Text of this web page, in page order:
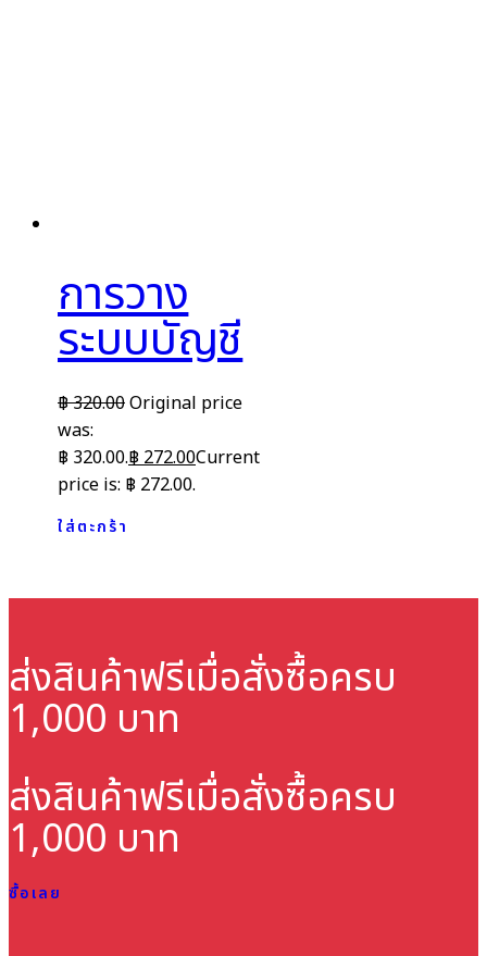
การวาง
ระบบบัญชี
฿320.00Original price
was:
฿ 320.00.฿272.00Current
price is: ฿ 272.00.
ใส่ตะกร้า
ส่งสินค้าฟรีเมื่อสั่งซื้อครบ
1,000 บาท
ส่งสินค้าฟรีเมื่อสั่งซื้อครบ
1,000 บาท
ซื้อเลย